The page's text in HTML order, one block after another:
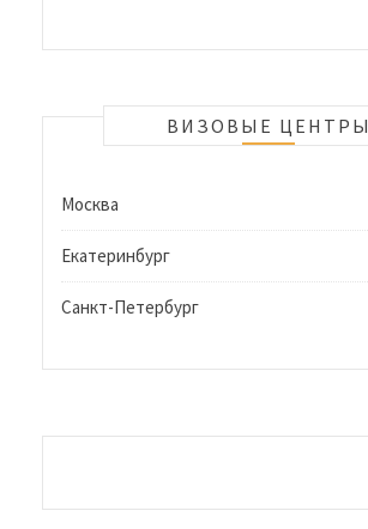
ВИЗОВЫЕ ЦЕНТРЫ
Москва
Екатеринбург
Санкт-Петербург